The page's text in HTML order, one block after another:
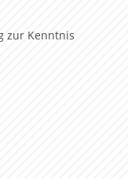
zur Kenntnis